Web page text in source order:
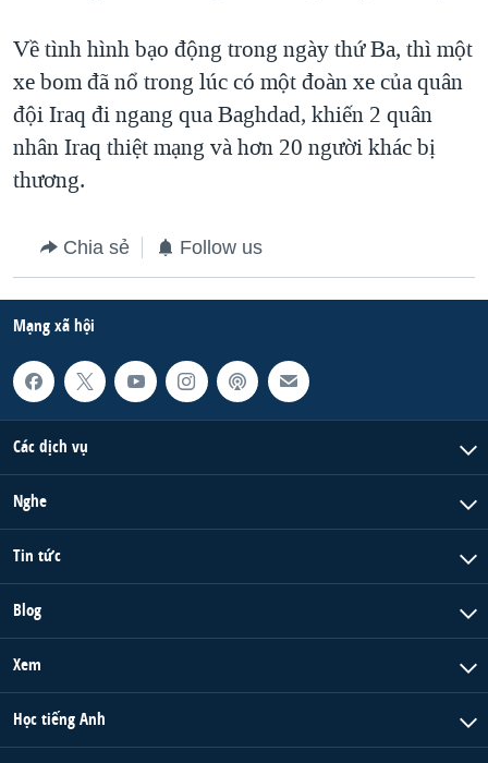
Về tình hình bạo động trong ngày thứ Ba, thì một
xe bom đã nổ trong lúc có một đoàn xe của quân
đội Iraq đi ngang qua Baghdad, khiến 2 quân
nhân Iraq thiệt mạng và hơn 20 người khác bị
thương.
Chia sẻ Follow us
Mạng xã hội
Các dịch vụ
Nghe
Tin tức
Blog
Xem
Học tiếng Anh